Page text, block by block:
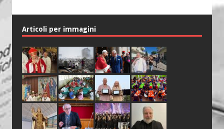
Articoli per immagini